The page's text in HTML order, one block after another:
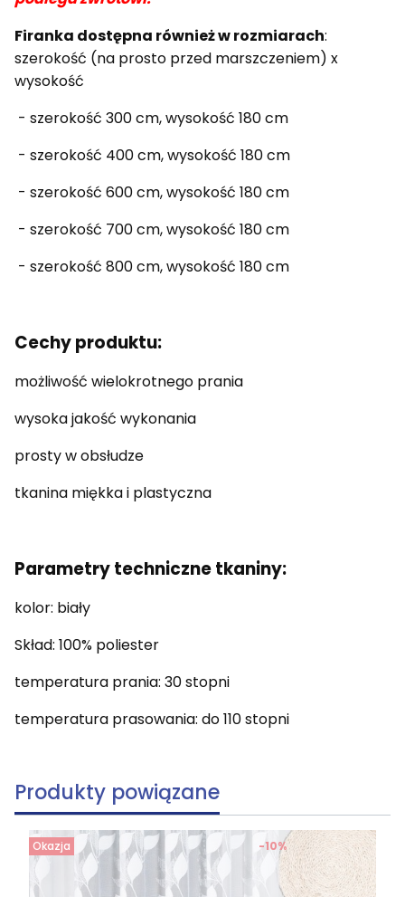
Firanka dostępna również w rozmiarach:
szerokość (na prosto przed marszczeniem) x
wysokość
- szerokość 300 cm, wysokość 180 cm
- szerokość 400 cm, wysokość 180 cm
- szerokość 600 cm, wysokość 180 cm
- szerokość 700 cm, wysokość 180 cm
- szerokość 800 cm, wysokość 180 cm
Cechy produktu:
możliwość wielokrotnego prania
wysoka jakość wykonania
prosty w obsłudze
tkanina miękka i plastyczna
Parametry techniczne tkaniny:
kolor: biały
Skład: 100% poliester
temperatura prania: 30 stopni
temperatura prasowania: do 110 stopni
Produkty powiązane
Okazja -10%